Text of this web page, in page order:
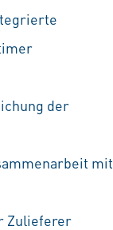
der
mit
Zulieferer